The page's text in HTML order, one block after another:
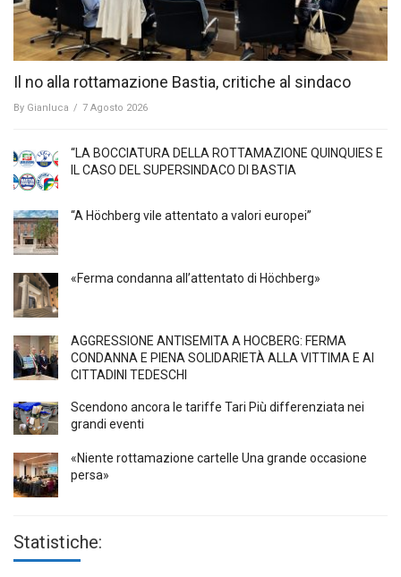
Il no alla rottamazione Bastia, critiche al sindaco
By Gianluca / 7 Agosto 2026
“LA BOCCIATURA DELLA ROTTAMAZIONE QUINQUIES E
IL CASO DEL SUPERSINDACO DI BASTIA
“A Höchberg vile attentato a valori europei”
«Ferma condanna all’attentato di Höchberg»
AGGRESSIONE ANTISEMITA A HÖCBERG: FERMA
CONDANNA E PIENA SOLIDARIETÀ ALLA VITTIMA E AI
CITTADINI TEDESCHI
Scendono ancora le tariffe Tari Più differenziata nei
grandi eventi
«Niente rottamazione cartelle Una grande occasione
persa»
Statistiche: